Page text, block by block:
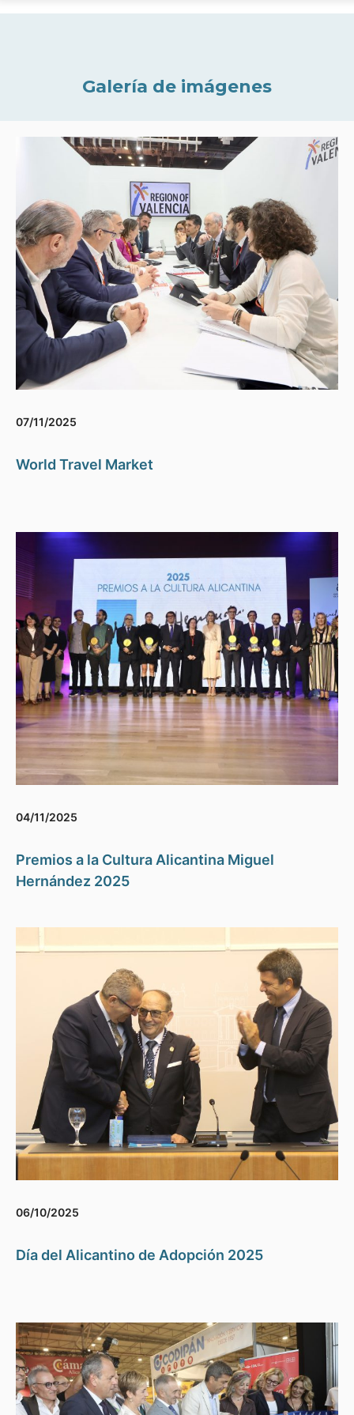
Galería de imágenes
07/11/2025
World Travel Market
04/11/2025
Premios a la Cultura Alicantina Miguel
Hernández 2025
06/10/2025
Día del Alicantino de Adopción 2025